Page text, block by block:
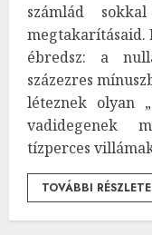
számlád
megtakarításaid.
ébredsz: a
százezres
léteznek olyan
vadidegenek
tízperces
TOVÁBBI